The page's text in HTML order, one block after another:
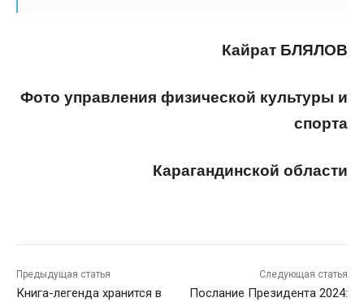
Кайрат БЛЯЛОВ
Фото управления физической культуры и
спорта
Карагандинской области
Предыдущая статья
Книга-легенда хранится в
Следующая статья
Послание Президента 2024: